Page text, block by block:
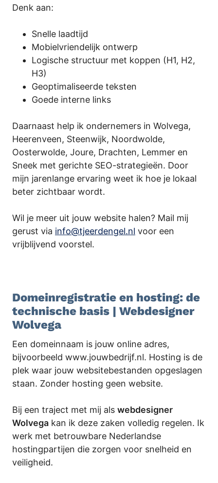
Denk aan:
Snelle laadtijd
Mobielvriendelijk ontwerp
Logische structuur met koppen (H1, H2,
H3)
Geoptimaliseerde teksten
Goede interne links
Daarnaast help ik ondernemers in Wolvega,
Heerenveen, Steenwijk, Noordwolde,
Oosterwolde, Joure, Drachten, Lemmer en
Sneek met gerichte SEO-strategieën. Door
mijn jarenlange ervaring weet ik hoe je lokaal
beter zichtbaar wordt.
Wil je meer uit jouw website halen? Mail mij
gerust via info@tjeerdengel.nl voor een
vrijblijvend voorstel.
Domeinregistratie en hosting: de
technische basis | Webdesigner
Wolvega
Een domeinnaam is jouw online adres,
bijvoorbeeld www.jouwbedrijf.nl. Hosting is de
plek waar jouw websitebestanden opgeslagen
staan. Zonder hosting geen website.
Bij een traject met mij als webdesigner
Wolvega kan ik deze zaken volledig regelen. Ik
werk met betrouwbare Nederlandse
hostingpartijen die zorgen voor snelheid en
veiligheid.